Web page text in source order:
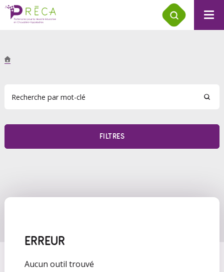
FILTRES
ERREUR
Aucun outil trouvé